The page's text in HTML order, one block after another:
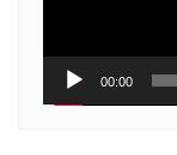
00:00